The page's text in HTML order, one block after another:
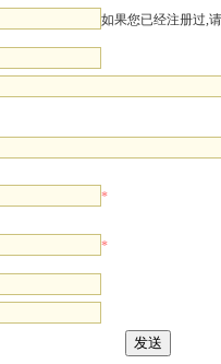
如果您已经注册过,
*
*